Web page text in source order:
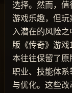
选择。然而，值
游戏乐趣，但玩
入潜在的风险
版《传奇》游
本往往保留了
职业、技能体
与优化。这些改